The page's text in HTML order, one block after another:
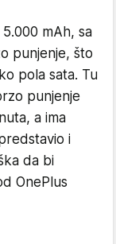
mAh, sa
punjenje, što
pola sata. Tu
punjenje
a ima
i
da bi
OnePlus